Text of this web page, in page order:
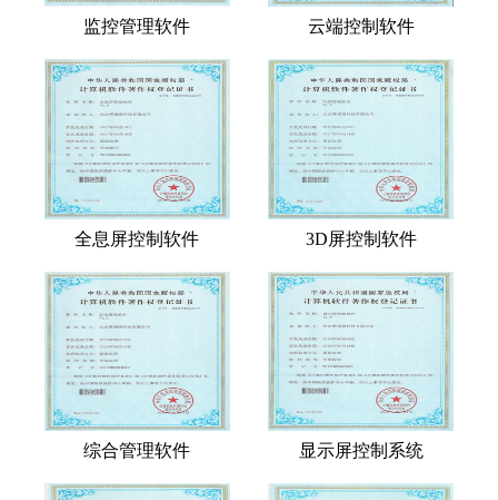
监控管理软件 云端控制软件
全息屏控制软件 3D屏控制软件
综合管理软件 显示屏控制系统